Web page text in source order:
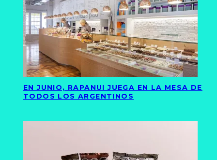
EN JUNIO, RAPANUI JUEGA EN LA MESA DE
TODOS LOS ARGENTINOS